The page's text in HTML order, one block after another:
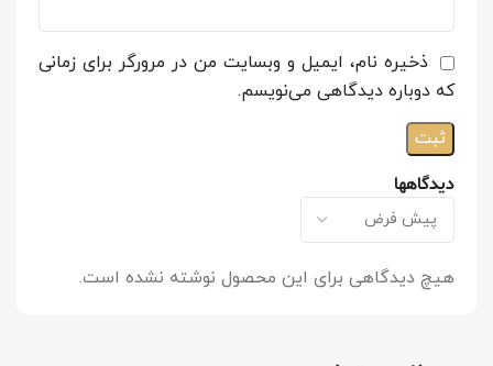
دیدگاهها
هیچ دیدگاهی برای این محصول نوشته نشده است.
ذخیره نام، ایمیل و وبسایت من در مرورگر برای زمانی
که دوباره دیدگاهی می‌نویسم.